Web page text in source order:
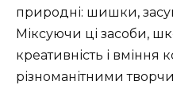
природні: шишки,
Міксуючи ці засоби,
креативність і вміння
різноманітними